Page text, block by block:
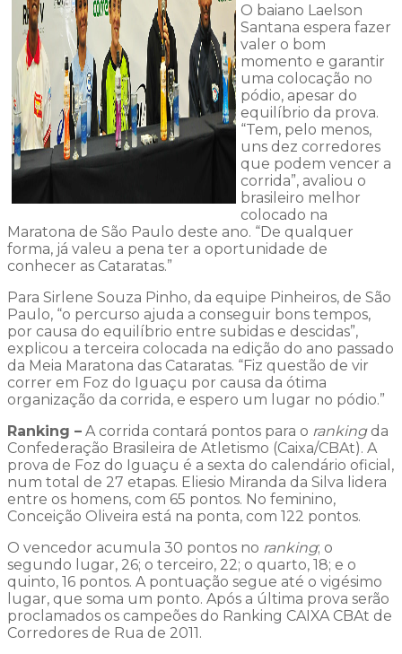
O baiano Laelson
Santana espera fazer
valer o bom
momento e garantir
uma colocação no
pódio, apesar do
equilíbrio da prova.
“Tem, pelo menos,
uns dez corredores
que podem vencer a
corrida”, avaliou o
brasileiro melhor
colocado na
Maratona de São Paulo deste ano. “De qualquer
forma, já valeu a pena ter a oportunidade de
conhecer as Cataratas.”
Para Sirlene Souza Pinho, da equipe Pinheiros, de São
Paulo, “o percurso ajuda a conseguir bons tempos,
por causa do equilíbrio entre subidas e descidas”,
explicou a terceira colocada na edição do ano passado
da Meia Maratona das Cataratas. “Fiz questão de vir
correr em Foz do Iguaçu por causa da ótima
organização da corrida, e espero um lugar no pódio.”
Ranking – A corrida contará pontos para o rankingda
Confederação Brasileira de Atletismo (Caixa/CBAt). A
prova de Foz do Iguaçu é a sexta do calendário oficial,
num total de 27 etapas. Eliesio Miranda da Silva lidera
entre os homens, com 65 pontos. No feminino,
Conceição Oliveira está na ponta, com 122 pontos.
O vencedor acumula 30 pontos no ranking; o
segundo lugar, 26; o terceiro, 22; o quarto, 18; e o
quinto, 16 pontos. A pontuação segue até o vigésimo
lugar, que soma um ponto. Após a última prova serão
proclamados os campeões do Ranking CAIXA CBAt de
Corredores de Rua de 2011.